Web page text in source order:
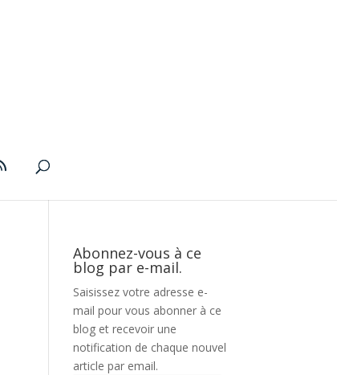
Abonnez-vous à ce
blog par e-mail.
Saisissez votre adresse e-
mail pour vous abonner à ce
blog et recevoir une
notification de chaque nouvel
article par email.